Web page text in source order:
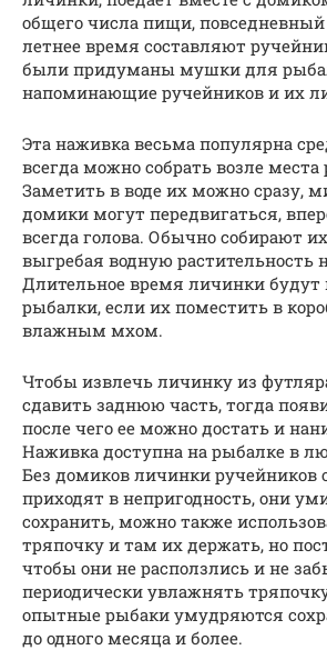
общего числа пищи,
летнее время составляют
были придуманы мушки для
напоминающие ручейников и их
Эта наживка весьма популярна
всегда можно собрать возле
Заметить в воде их можно сразу,
домики могут передвигаться,
всегда голова. Обычно собирают
выгребая водную растительность
Длительное время личинки
рыбалки, если их поместить в
влажным мхом.
Чтобы извлечь личинку из
сдавить заднюю часть, тогда
после чего ее можно достать и
Наживка доступна на рыбалке в
Без домиков личинки ручейников
приходят в непригодность, они
сохранить, можно также
тряпочку и там их держать, но
чтобы они не расползлись и не
периодически увлажнять
опытные рыбаки умудряются
до одного месяца и более.